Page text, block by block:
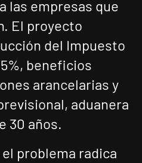
las empresas que
El proyecto
del Impuesto
beneficios
arancelarias y
aduanera
30 años.
problema radica